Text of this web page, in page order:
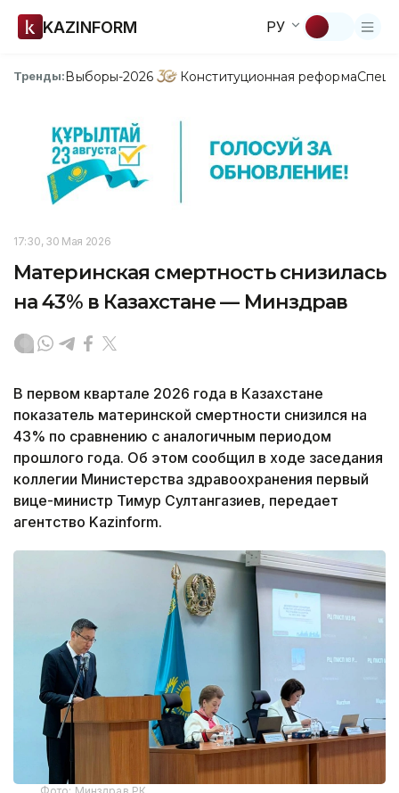
KAZINFORM РУ
Тренды:Выборы-2026 Конституционная реформа
17:30, 30 Мая 2026
Материнская смертность снизилась
на 43% в Казахстане — Минздрав
В первом квартале 2026 года в Казахстане
показатель материнской смертности снизился на
43% по сравнению с аналогичным периодом
прошлого года. Об этом сообщил в ходе заседания
коллегии Министерства здравоохранения первый
вице-министр Тимур Султангазиев, передает
агентство Kazinform.